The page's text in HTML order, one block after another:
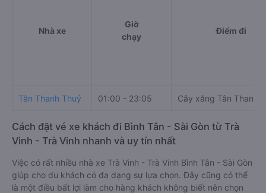
Nhà xe
Giờ
chạy
Điểm đi
Tân Thanh Thuỷ 01:00 - 23:05 Cây xăng Tân Thanh
Cách đặt vé xe khách đi Bình Tân - Sài Gòn từ Trà
Vinh - Trà Vinh nhanh và uy tín nhất
Việc có rất nhiều nhà xe Trà Vinh - Trà Vinh Bình Tân - Sài Gòn
giúp cho du khách có đa dạng sự lựa chọn. Đây cũng có thể
là một điều bất lợi làm cho hàng khách không biết nên chọn